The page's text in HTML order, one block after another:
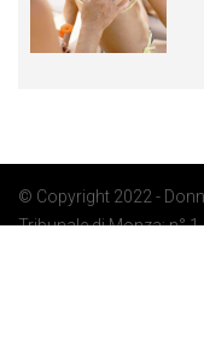
© Copyright 2022 -
Tribunale di Monza: n°